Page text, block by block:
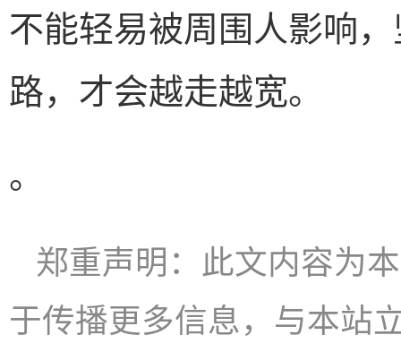
不能轻易被周围人影响
路，才会越走越宽。
。
郑重声明：此文内容为
于传播更多信息，与本站